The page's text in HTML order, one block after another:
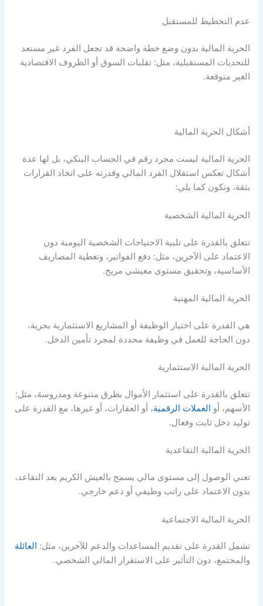
عدم التخطيط للمستقبل
الحرية الماليةبدون وضع خطة واضحة قد تجعل الفرد غير مستعد
للتحديات المستقبلية، مثل: تقلبات السوق أو الظروف الاقتصادية
الغير متوقعة.
أشكال الحرية المالية
الحرية الماليةليست مجرد رقم في الحساب البنكي، بل لها عدة
أشكال تعكس استقلال الفرد المالي وقدرته على اتخاذ القرارات
بثقة، وتكون كما يلي:
الحرية الماليةالشخصية
تتعلق بالقدرة على تلبية الاحتياجات الشخصية اليومية دون
الاعتماد على الآخرين، مثل: دفع الفواتير، وتغطية المصاريف
الأساسية، وتحقيق مستوى معيشي مريح.
الحرية الماليةالمهنية
هي القدرة على اختيار الوظيفة أو المشاريع الاستثمارية بحرية،
دون الحاجة للعمل في وظيفة محددة لمجرد تأمين الدخل.
الحرية الماليةالاستثمارية
تتعلق بالقدرة على استثمار الأموال بطرق متنوعة ومدروسة، مثل:
الأسهم، أو العملات الرقمية، أو العقارات، أو غيرها، مع القدرة على
توليد دخل ثابت وفعال.
الحرية الماليةالتقاعدية
تعني الوصول إلى مستوى مالي يسمح بالعيش الكريم بعد التقاعد،
بدون الاعتماد على راتب وظيفي أو دعم خارجي.
الحرية الماليةالاجتماعية
تشمل القدرة على تقديم المساعدات والدعم للآخرين، مثل: العائلة
والمجتمع، دون التأثير على الاستقرار المالي الشخصي.